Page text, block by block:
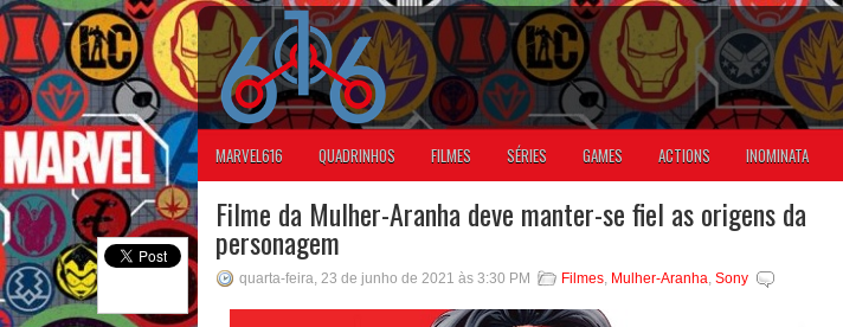
MARVEL616 QUADRINHOS FILMES SÉRIES GAMES ACTIONS INOMINATA
Filme da Mulher-Aranha deve manter-se fiel as origens da
personagem
quarta-feira, 23 de junho de 2021 às 3:30 PM Filmes, Mulher-Aranha, Sony